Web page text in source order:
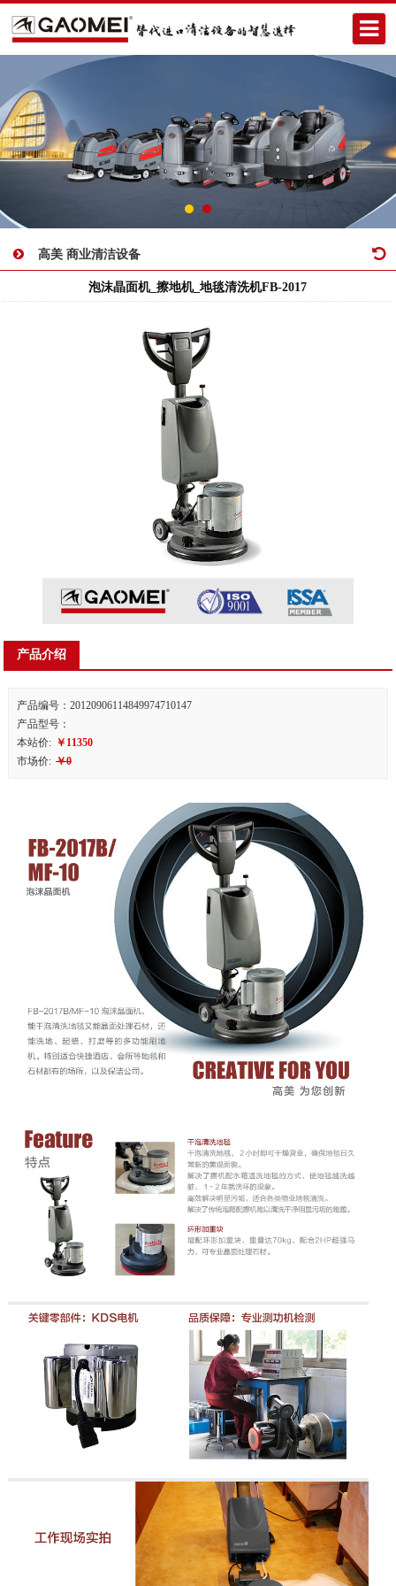
高美 商业清洁设备
泡沫晶面机_擦地机_地毯清洗机FB-2017
产品介绍
产品编号：20120906114849974710147
产品型号：
本站价: ￥11350
市场价: ￥0